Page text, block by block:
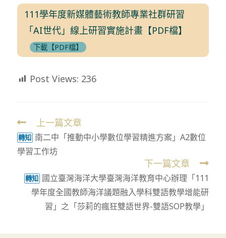
111學年度新媒體藝術教師專業社群研習
「AI世代」線上研習實施計畫【PDF檔】
下載【PDF檔】
Post Views: 236
Read
more
articles
上一篇文章
轉知 南二中「推動中小學數位學習精進方案」A2數位
學習工作坊
下一篇文章
轉知 國立臺灣海洋大學臺灣海洋教育中心辦理「111
學年度全國教師海洋議題融入學科雙語教學增能研
習」之「莎莉的瘋狂雙語世界-雙語SOP教學」